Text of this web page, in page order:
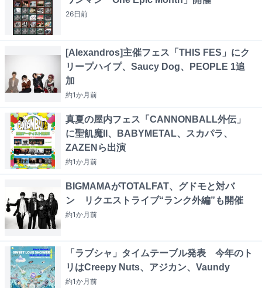
26日前
[Alexandros]主催フェス「THIS FES」にク
リープハイプ、Saucy Dog、PEOPLE 1追
加
約1か月前
真夏の屋内フェス「CANNONBALL外伝」
に聖飢魔II、BABYMETAL、スカパラ、
ZAZENら出演
約1か月前
BIGMAMAがTOTALFAT、グドモと対バ
ン リクエストライブ“ランク外編”も開催
約1か月前
「ラブシャ」タイムテーブル発表 今年のト
リはCreepy Nuts、アジカン、Vaundy
約1か月前